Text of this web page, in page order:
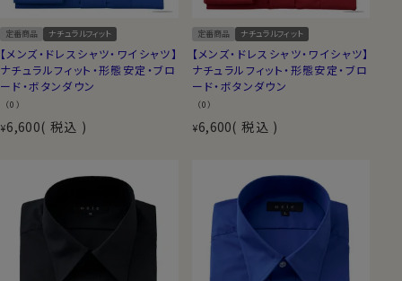
定番商品 ナチュラルフィット
【メンズ・ドレスシャツ・ワイシャツ】
ナチュラルフィット・形態安定・ブロ
ード・ボタンダウン
（0）
¥6,600 税込
定番商品 ナチュラルフィット
【メンズ・ドレスシャツ・ワイシャツ】
ナチュラルフィット・形態安定・ブロ
ード・ボタンダウン
（0）
¥6,600 税込